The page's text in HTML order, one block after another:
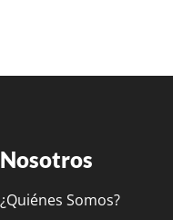
Nosotros
¿Quiénes Somos?